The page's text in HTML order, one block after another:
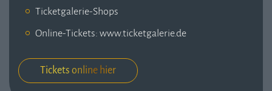
Ticketgalerie-Shops
Online-Tickets: www.ticketgalerie.de
Tickets online hier